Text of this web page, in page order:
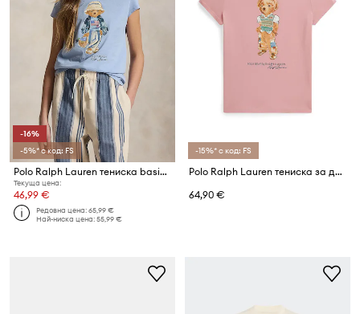
-16%
-5%* с код: FS
Polo Ralph Lauren тениска basic за деца от памук
Текуща цена:
46,99 €
Редовна цена:65,99 €
Най-ниска цена:55,99 €
-15%* с код: FS
Polo Ralph Lauren тениска за деца от памук
64,90 €